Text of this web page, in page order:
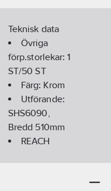
Teknisk data
Övriga
förp.storlekar:1
ST/50 ST
Färg: Krom
Utförande:
SHS6090,
Bredd 510mm
REACH